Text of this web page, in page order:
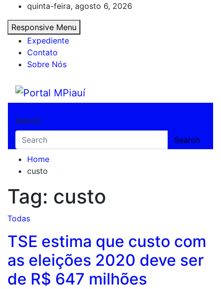
content
quinta-feira, agosto 6, 2026
Responsive Menu
Expediente
Contato
Sobre Nós
Portal MPiauí
Search
Search
Home
custo
Tag: custo
Todas
TSE estima que custo com
as eleições 2020 deve ser
de R$ 647 milhões